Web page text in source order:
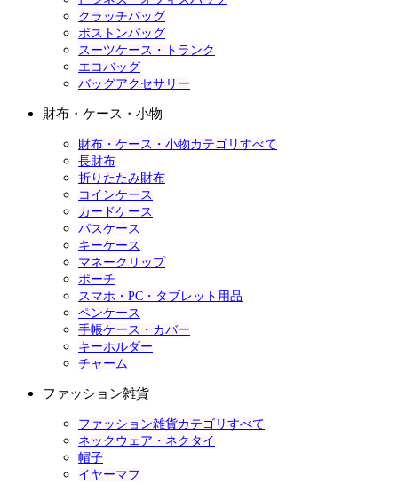
クラッチバッグ
ボストンバッグ
スーツケース・トランク
エコバッグ
バッグアクセサリー
財布・ケース・小物
財布・ケース・小物カテゴリすべて
長財布
折りたたみ財布
コインケース
カードケース
パスケース
キーケース
マネークリップ
ポーチ
スマホ・PC・タブレット用品
ペンケース
手帳ケース・カバー
キーホルダー
チャーム
ファッション雑貨
ファッション雑貨カテゴリすべて
ネックウェア・ネクタイ
帽子
イヤーマフ